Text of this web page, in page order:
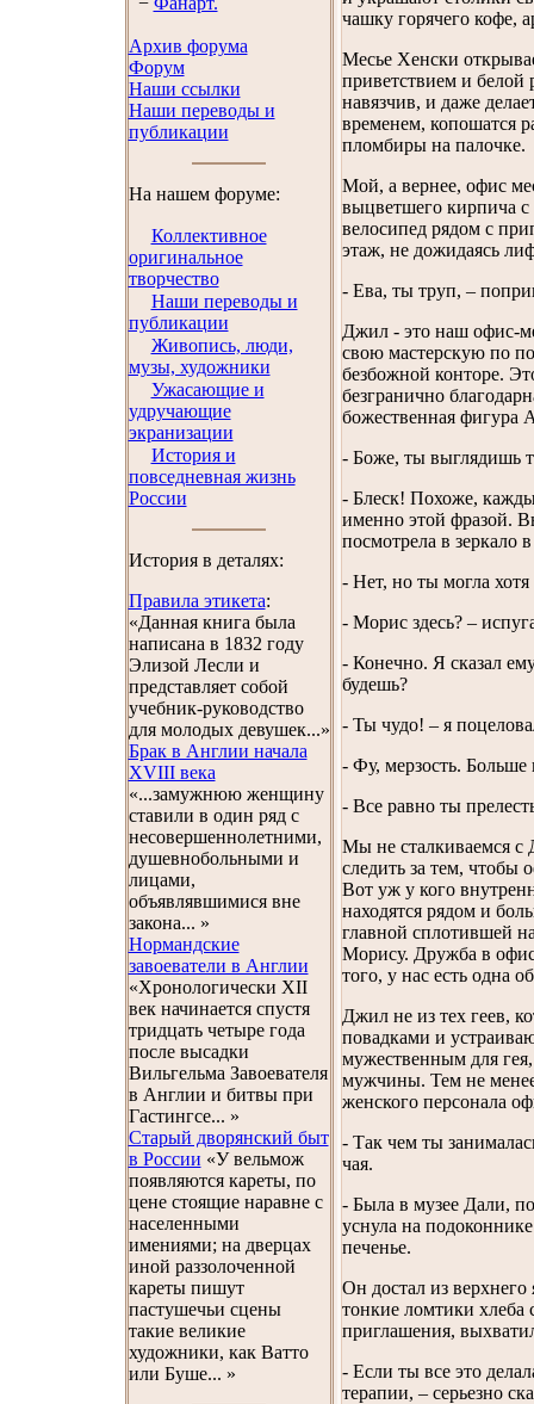
Архив форума
Форум
Наши ссылки
Наши переводы и
публикации
На нашем форуме:
Коллективное
оригинальное
творчество
Наши переводы и
публикации
Живопись, люди,
музы, художники
Ужасающие и
удручающие
экранизации
История и
повседневная жизнь
России
История в деталях:
Правила этикета:
«Данная книга была
написана в 1832 году
Элизой Лесли и
представляет собой
учебник-руководство
для молодых девушек...»
Брак в Англии начала
XVIII века
«...замужнюю женщину
ставили в один ряд с
несовершеннолетними,
душевнобольными и
лицами,
объявлявшимися вне
закона... »
Нормандские
завоеватели в Англии
«Хронологически XII
век начинается спустя
тридцать четыре года
после высадки
Вильгельма Завоевателя
в Англии и битвы при
Гастингсе... »
Старый дворянский быт
в России «У вельмож
появляются кареты, по
цене стоящие наравне с
населенными
имениями; на дверцах
иной раззолоченной
кареты пишут
пастушечьи сцены
такие великие
художники, как Ватто
или Буше... »
чашку горячего кофе,
Месье Хенски
приветствием и белой
навязчив, и даже
временем, копошатся
пломбиры на палочке.
Мой, а вернее, офис
выцветшего кирпича
велосипед рядом с
этаж, не дожидаясь
- Ева, ты труп, –
Джил - это наш офис-
свою мастерскую по
безбожной конторе.
безгранично
божественная фигура
- Боже, ты выглядишь
- Блеск! Похоже,
именно этой фразой.
посмотрела в зеркало
- Нет, но ты могла
- Морис здесь? –
- Конечно. Я сказал
будешь?
- Ты чудо! – я
- Фу, мерзость. Больше
- Все равно ты
Мы не сталкиваемся с
следить за тем, чтобы
Вот уж у кого
находятся рядом и
главной сплотившей
Морису. Дружба в
того, у нас есть одна
Джил не из тех геев,
повадками и
мужественным для
мужчины. Тем не
женского персонала
- Так чем ты
чая.
- Была в музее Дали,
уснула на подоконнике
печенье.
Он достал из
тонкие ломтики
приглашения,
- Если ты все это
терапии, – серьезно